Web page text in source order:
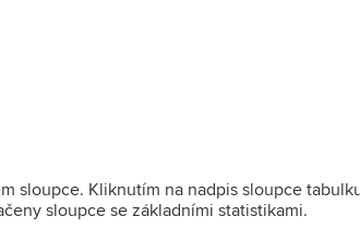
sloupce. Kliknutím na nadpis sloupce
sloupce se základními statistikami.